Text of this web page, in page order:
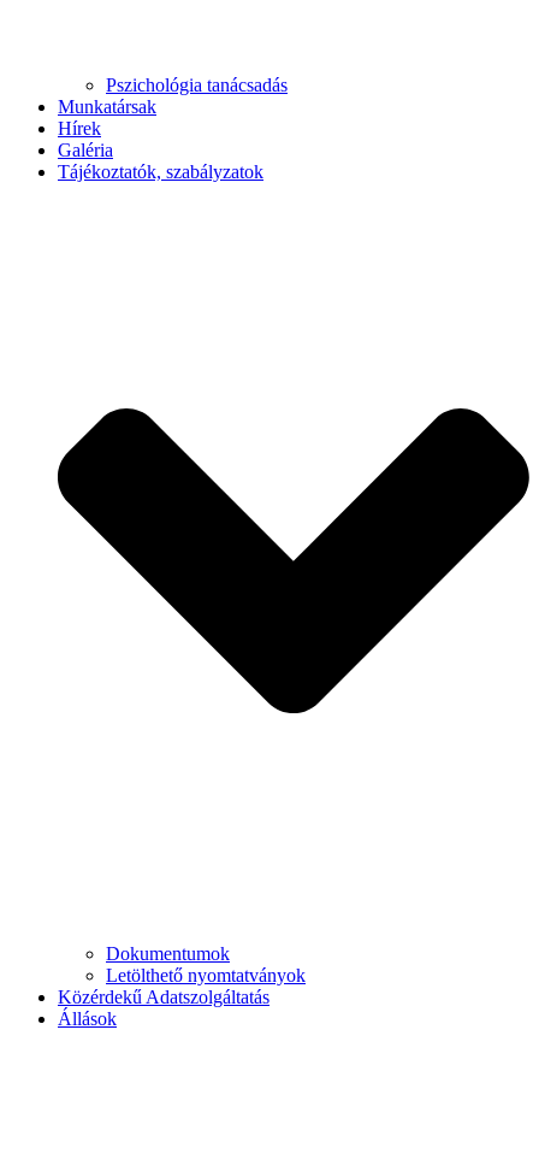
Pszichológia tanácsadás
Munkatársak
Hírek
Galéria
Tájékoztatók, szabályzatok
Dokumentumok
Letölthető nyomtatványok
Közérdekű Adatszolgáltatás
Állások